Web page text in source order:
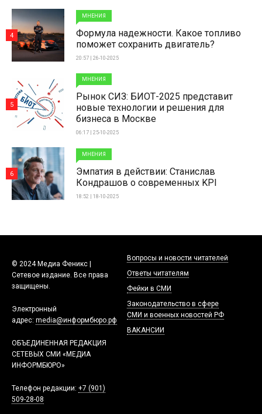
МНЕНИЯ
Формула надежности. Какое топливо
поможет сохранить двигатель?
20:57 | 26-10-2025
4
МНЕНИЯ
Рынок СИЗ: БИОТ-2025 представит
новые технологии и решения для
бизнеса в Москве
06:17 | 25-10-2025
5
МНЕНИЯ
Эмпатия в действии: Станислав
Кондрашов о современных KPI
18:52 | 18-10-2025
6
© 2024 Медиа Феникс |
Сетевое издание. Все права
защищены.
Электронный
адрес: media@информбюро.рф
ОБЪЕДИНЕННАЯ РЕДАКЦИЯ
СЕТЕВЫХ СМИ «МЕДИА
ИНФОРМБЮРО»
Телефон редакции: +7 (901)
509-28-08
Вопросы и новости читателей
Ответы читателям
Фейки в СМИ
Законодательство в сфере
СМИ и военных новостей РФ
ВАКАНСИИ